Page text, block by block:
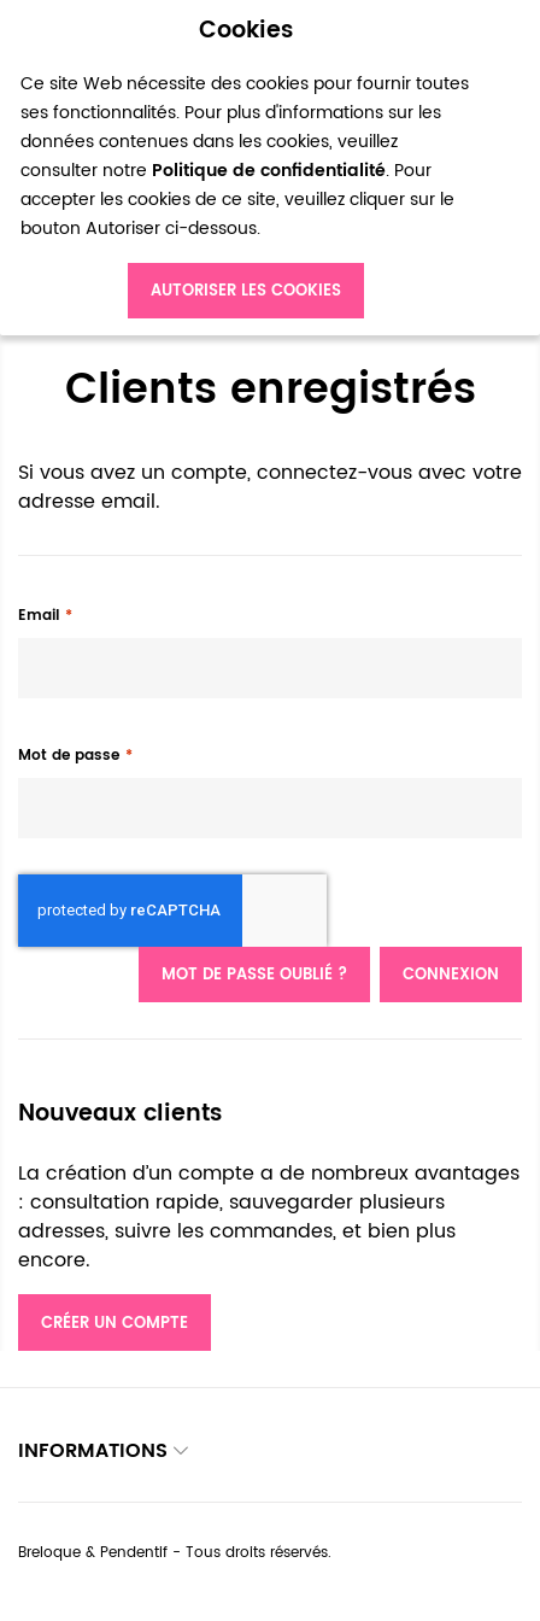
Cookies
Ce site Web nécessite des cookies pour fournir toutes
ses fonctionnalités. Pour plus d'informations sur les
données contenues dans les cookies, veuillez
consulter notre Politique de confidentialité. Pour
accepter les cookies de ce site, veuillez cliquer sur le
bouton Autoriser ci-dessous.
AUTORISER LES COOKIES
0
Accès client
Clients enregistrés
Si vous avez un compte, connectez-vous avec votre
adresse email.
Email
Mot de passe
CONNEXION
MOT DE PASSE OUBLIÉ ?
Nouveaux clients
La création d’un compte a de nombreux avantages
: consultation rapide, sauvegarder plusieurs
adresses, suivre les commandes, et bien plus
encore.
CRÉER UN COMPTE
INFORMATIONS
Breloque & Pendentif - Tous droits réservés.